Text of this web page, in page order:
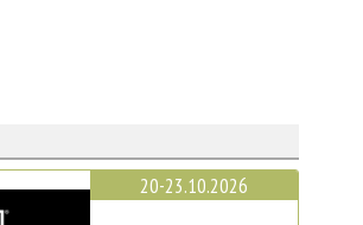
20-23.10.2026